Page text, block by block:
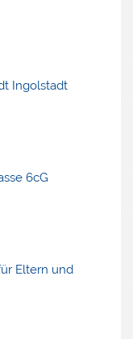
Ingolstadt
6cG
Eltern und